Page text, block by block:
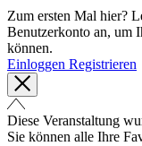
Zum ersten Mal hier?
Benutzerkonto an, um
können.
Einloggen Registrieren
Diese Veranstaltung
Sie können alle Ihre